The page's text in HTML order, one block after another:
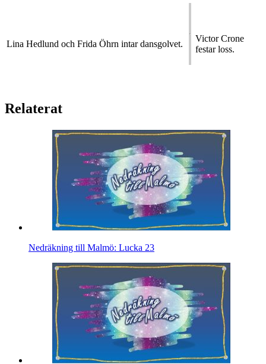
Lina Hedlund och Frida Öhrn intar dansgolvet.
Victor Crone
festar loss.
Relaterat
Nedräkning till Malmö: Lucka 23